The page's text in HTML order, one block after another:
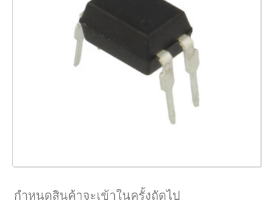
กำหนดสินค้าจะเข้าในครั้งถัดไป